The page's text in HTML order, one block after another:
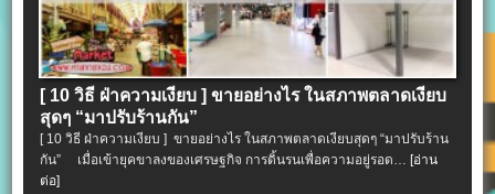
[ 10 วิธี ฝ่าความเงียบ ] ขายอย่างไร ในสภาพตลาดเงียบ
สุดๆ “มาปรับร้านกัน”
[ 10 วิธี ฝ่าความเงียบ ] ขายอย่างไร ในสภาพตลาดเงียบสุดๆ “มาปรับร้าน
กัน” เมื่อเข้ายุคขาลงของเศรษฐกิจ การดิ้นรนเพื่อความอยู่รอด…[อ่าน
ต่อ]